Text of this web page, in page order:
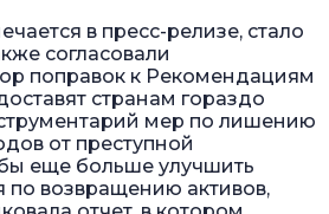
в пресс-релизе, стало
согласовали
поправок к Рекомендациям
странам гораздо
мер по лишению
от преступной
еще больше улучшить
по возвращению активов,